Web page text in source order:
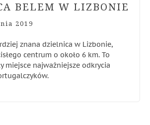
BELEM W LIZBONIE
2019
znana dzielnica w Lizbonie,
centrum o około 6 km. To
miejsce najważniejsze odkrycia